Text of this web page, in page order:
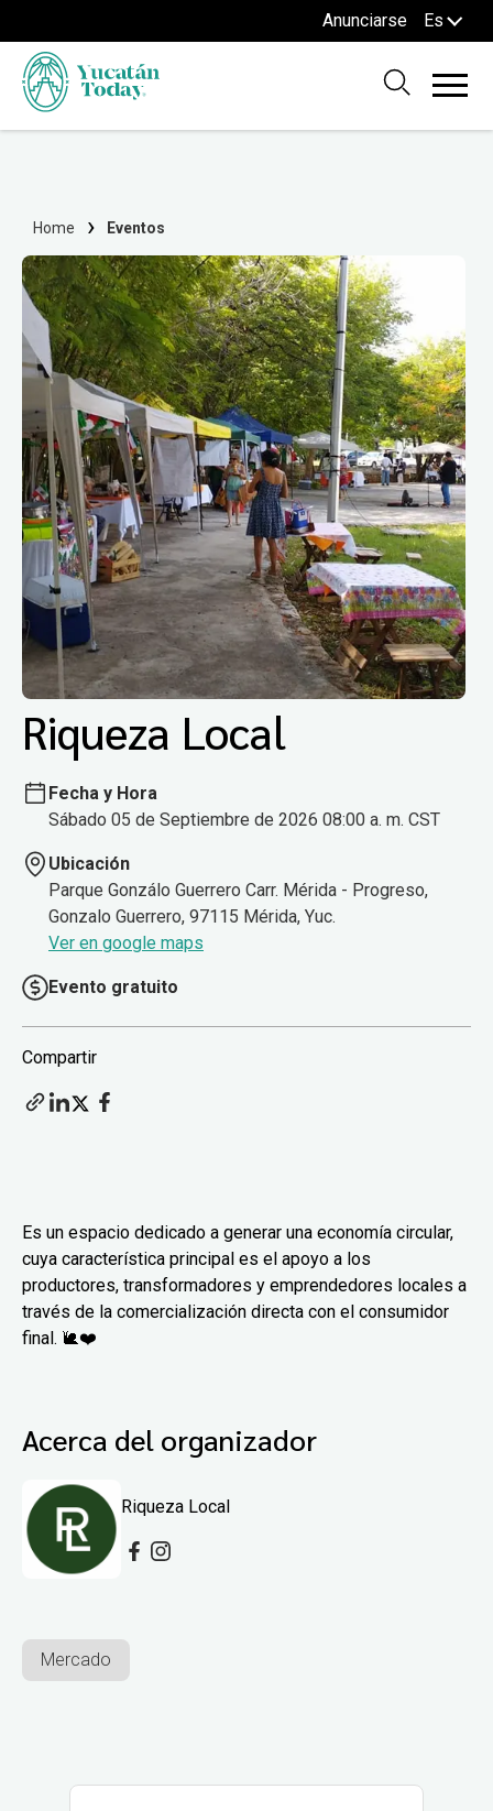
Anunciarse Es
Home Eventos
Riqueza Local
Fecha y Hora
Sábado 05 de Septiembre de 2026 08:00 a. m. CST
Ubicación
Parque Gonzálo Guerrero Carr. Mérida - Progreso,
Gonzalo Guerrero, 97115 Mérida, Yuc.
Ver en google maps
Evento gratuito
Compartir
Es un espacio dedicado a generar una economía circular,
cuya característica principal es el apoyo a los
productores, transformadores y emprendedores locales a
través de la comercialización directa con el consumidor
final. 🐌❤️
Acerca del organizador
Riqueza Local
Mercado